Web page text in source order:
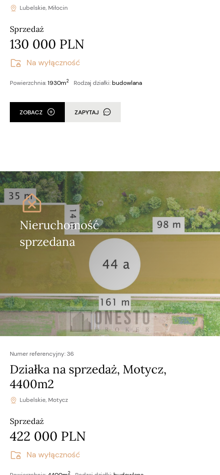
Na wyłączność
Lubelskie, Miłocin
Sprzedaż
130 000 PLN
Powierzchnia:1930m2 Rodzaj działki:budowlana
ZOBACZ ZAPYTAJ
Nieruchomość
sprzedana
Na wyłączność
Numer referencyjny:36
Działka na sprzedaż, Motycz,
4400m2
Lubelskie, Motycz
Sprzedaż
422 000 PLN
2